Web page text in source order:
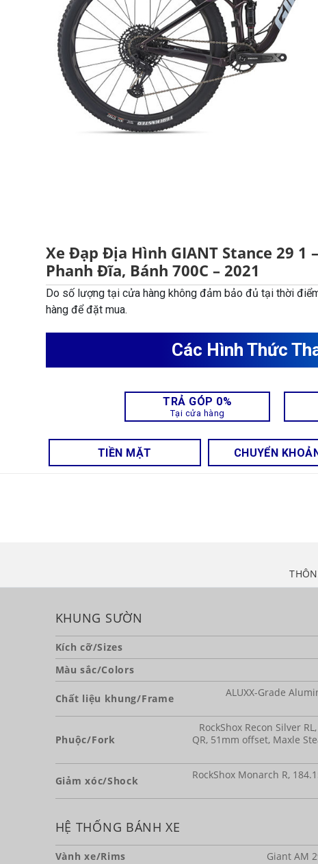
Xe Đạp Địa Hình GIANT Stance 29 1 –
Phanh Đĩa, Bánh 700C – 2021
Do số lượng tại cửa hàng không đảm bảo đủ tại thời
hàng để đặt mua.
Các Hình Thức
TRẢ GÓP 0%
Tại cửa hàng
TIỀN MẶT CHUYỂN
KHUNG SƯỜN
Kích cỡ/Sizes
Màu sắc/Colors
Chất liệu khung/Frame
ALUXX-Grade
Phuộc/Fork
RockShox Recon Silver
QR, 51mm offset, Maxle
Giảm xóc/Shock
RockShox Monarch R,
HỆ THỐNG BÁNH XE
Vành xe/Rims Giant AM